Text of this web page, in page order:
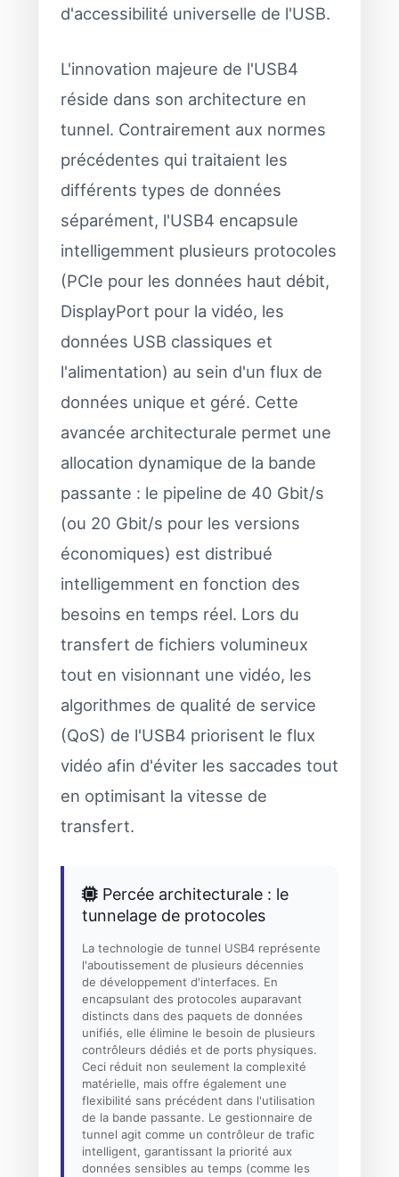
d'accessibilité universelle de l'USB.
L'innovation majeure de l'USB4
réside dans son architecture en
tunnel. Contrairement aux normes
précédentes qui traitaient les
différents types de données
séparément, l'USB4 encapsule
intelligemment plusieurs protocoles
(PCIe pour les données haut débit,
DisplayPort pour la vidéo, les
données USB classiques et
l'alimentation) au sein d'un flux de
données unique et géré. Cette
avancée architecturale permet une
allocation dynamique de la bande
passante : le pipeline de 40 Gbit/s
(ou 20 Gbit/s pour les versions
économiques) est distribué
intelligemment en fonction des
besoins en temps réel. Lors du
transfert de fichiers volumineux
tout en visionnant une vidéo, les
algorithmes de qualité de service
(QoS) de l'USB4 priorisent le flux
vidéo afin d'éviter les saccades tout
en optimisant la vitesse de
transfert.
Percée architecturale : le
tunnelage de protocoles
La technologie de tunnel USB4 représente
l'aboutissement de plusieurs décennies
de développement d'interfaces. En
encapsulant des protocoles auparavant
distincts dans des paquets de données
unifiés, elle élimine le besoin de plusieurs
contrôleurs dédiés et de ports physiques.
Ceci réduit non seulement la complexité
matérielle, mais offre également une
flexibilité sans précédent dans l'utilisation
de la bande passante. Le gestionnaire de
tunnel agit comme un contrôleur de trafic
intelligent, garantissant la priorité aux
données sensibles au temps (comme les